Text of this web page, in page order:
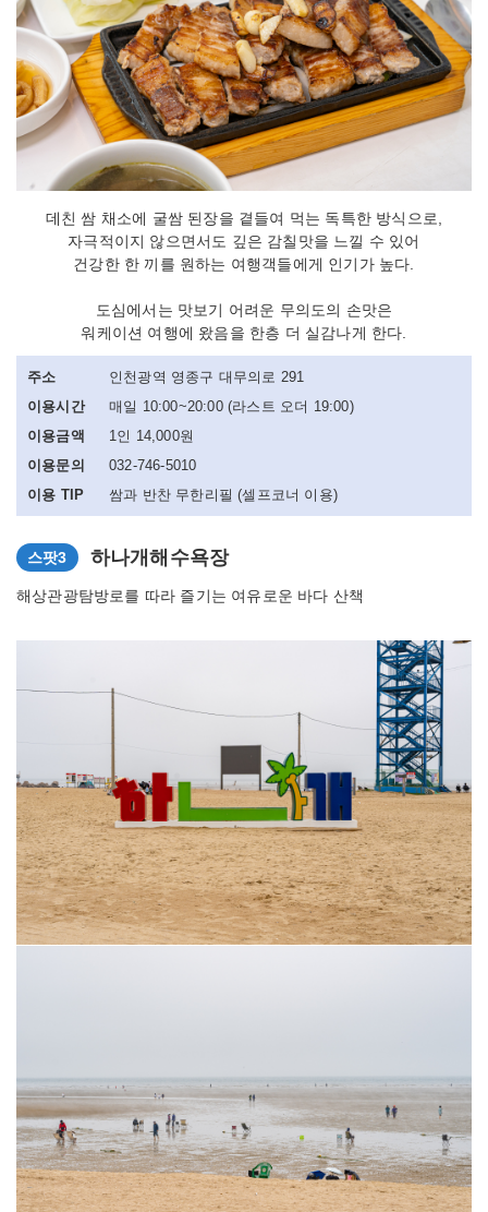
데친 쌈 채소에 굴쌈 된장을 곁들여 먹는 독특한 방식으로,
자극적이지 않으면서도 깊은 감칠맛을 느낄 수 있어
건강한 한 끼를 원하는 여행객들에게 인기가 높다.
도심에서는 맛보기 어려운 무의도의 손맛은
워케이션 여행에 왔음을 한층 더 실감나게 한다.
주소
인천광역 영종구 대무의로 291
이용시간
매일 10:00~20:00 (라스트 오더 19:00)
이용금액
1인 14,000원
이용문의
032-746-5010
이용 TIP
쌈과 반찬 무한리필 (셀프코너 이용)
스팟3 하나개해수욕장
해상관광탐방로를 따라 즐기는 여유로운 바다 산책